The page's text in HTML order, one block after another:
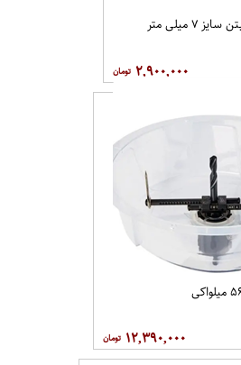
مته الماسه بتن سایز ۷ میلی متر
۲,۹۰۰,۰۰۰
۱۲,۳۹۰,۰۰۰